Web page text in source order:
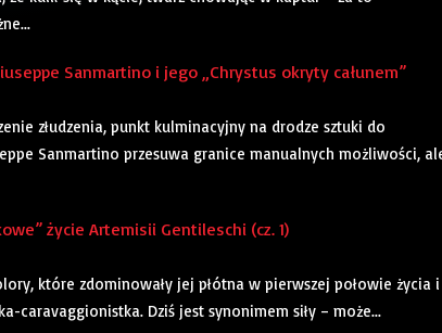
Sanmartino i jego „Chrystus okryty całunem”
złudzenia, punkt kulminacyjny na drodze sztuki do
Sanmartino przesuwa granice manualnych możliwości,
życie Artemisii Gentileschi (cz. 1)
które zdominowały jej płótna w pierwszej połowie życia i
caravaggionistka. Dziś jest synonimem siły – może...